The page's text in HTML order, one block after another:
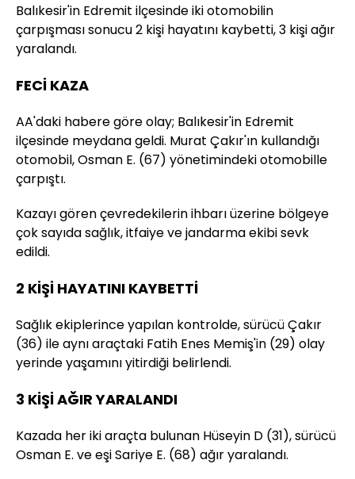
Balıkesir'in Edremit ilçesinde iki otomobilin
çarpışması sonucu 2 kişi hayatını kaybetti, 3 kişi ağır
yaralandı.
FECİ KAZA
AA'daki habere göre olay; Balıkesir'in Edremit
ilçesinde meydana geldi. Murat Çakır'ın kullandığı
otomobil, Osman E. (67) yönetimindeki otomobille
çarpıştı.
Kazayı gören çevredekilerin ihbarı üzerine bölgeye
çok sayıda sağlık, itfaiye ve jandarma ekibi sevk
edildi.
2 KİŞİ HAYATINI KAYBETTİ
Sağlık ekiplerince yapılan kontrolde, sürücü Çakır
(36) ile aynı araçtaki Fatih Enes Memiş'in (29) olay
yerinde yaşamını yitirdiği belirlendi.
3 KİŞİ AĞIR YARALANDI
Kazada her iki araçta bulunan Hüseyin D (31), sürücü
Osman E. ve eşi Sariye E. (68) ağır yaralandı.